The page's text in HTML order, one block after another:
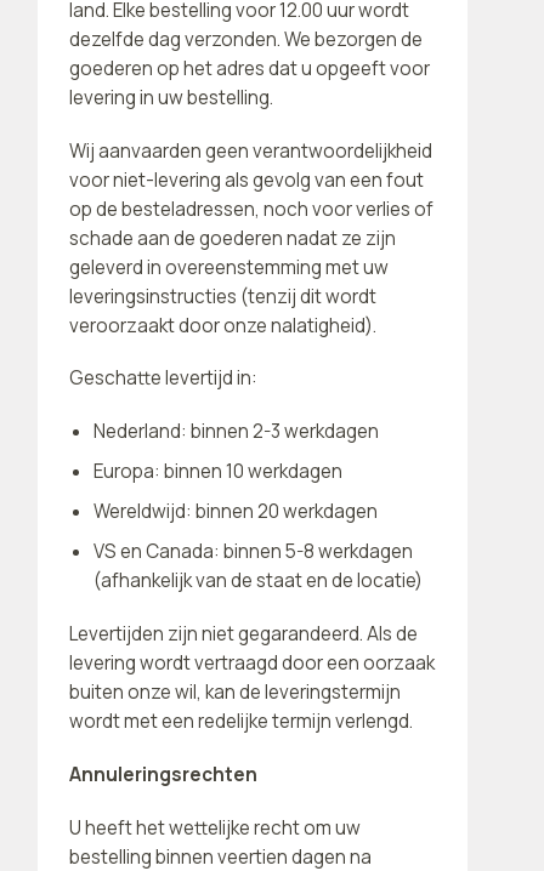
land. Elke bestelling voor 12.00 uur wordt
dezelfde dag verzonden. We bezorgen de
goederen op het adres dat u opgeeft voor
levering in uw bestelling.
Wij aanvaarden geen verantwoordelijkheid
voor niet-levering als gevolg van een fout
op de besteladressen, noch voor verlies of
schade aan de goederen nadat ze zijn
geleverd in overeenstemming met uw
leveringsinstructies (tenzij dit wordt
veroorzaakt door onze nalatigheid).
Geschatte levertijd in:
Nederland: binnen 2-3 werkdagen
Europa: binnen 10 werkdagen
Wereldwijd: binnen 20 werkdagen
VS en Canada: binnen 5-8 werkdagen
(afhankelijk van de staat en de locatie)
Levertijden zijn niet gegarandeerd. Als de
levering wordt vertraagd door een oorzaak
buiten onze wil, kan de leveringstermijn
wordt met een redelijke termijn verlengd.
Annuleringsrechten
U heeft het wettelijke recht om uw
bestelling binnen veertien dagen na